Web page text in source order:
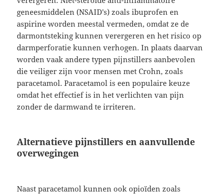
geneesmiddelen (NSAID's) zoals ibuprofen en
aspirine worden meestal vermeden, omdat ze de
darmontsteking kunnen verergeren en het risico op
darmperforatie kunnen verhogen. In plaats daarvan
worden vaak andere typen pijnstillers aanbevolen
die veiliger zijn voor mensen met Crohn, zoals
paracetamol. Paracetamol is een populaire keuze
omdat het effectief is in het verlichten van pijn
zonder de darmwand te irriteren.
Alternatieve pijnstillers en aanvullende
overwegingen
Naast paracetamol kunnen ook opioïden zoals